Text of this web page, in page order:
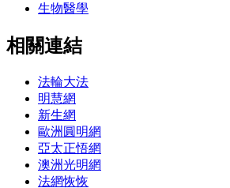
生物醫學
相關連結
法輪大法
明慧網
新生網
歐洲圓明網
亞太正悟網
澳洲光明網
法網恢恢